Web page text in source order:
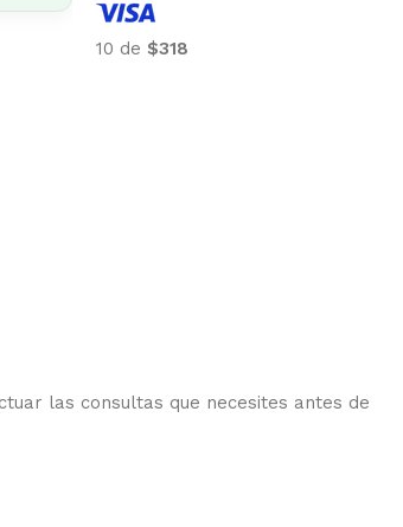
10 de $318
las consultas que necesites antes de